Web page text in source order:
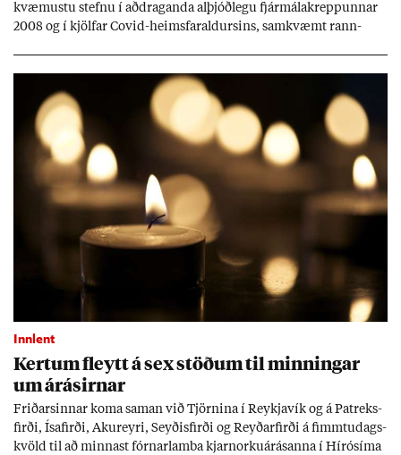
kvæm­ustu stefnu í að­drag­anda al­þjóð­legu fjár­málakrepp­unn­ar
2008 og í kjöl­far Covid-heims­far­ald­urs­ins, sam­kvæmt rann­
Innlent
Kert­um fleytt á sex stöð­um til minn­ing­ar
um árás­irn­ar
Frið­arsinn­ar koma sam­an við Tjörn­ina í Reykja­vík og á Pat­reks­
firði, Ísa­firði, Ak­ur­eyri, Seyð­is­firði og Reyð­ar­firði á fimmtu­dags­
kvöld til að minn­ast fórn­ar­lamba kjarn­orku­árás­anna í Hírósíma